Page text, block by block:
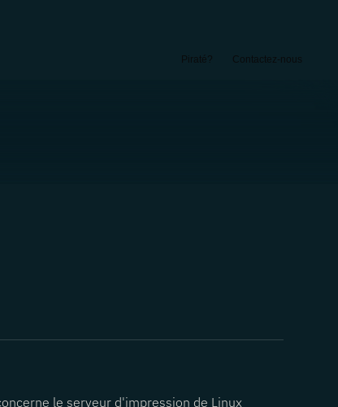
Piraté? Contactez-nous
le serveur d'impression de Linux